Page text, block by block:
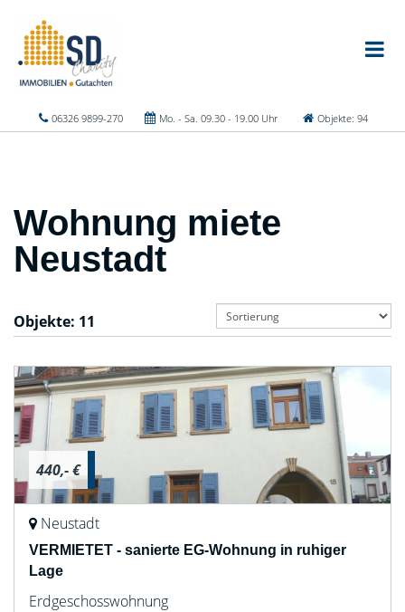
06326 9899-270 Mo. - Sa. 09.30 - 19.00 Uhr Objekte: 94
Wohnung miete
Neustadt
Objekte: 11
440,- €
Neustadt
VERMIETET - sanierte EG-Wohnung in ruhiger
Lage
Erdgeschosswohnung